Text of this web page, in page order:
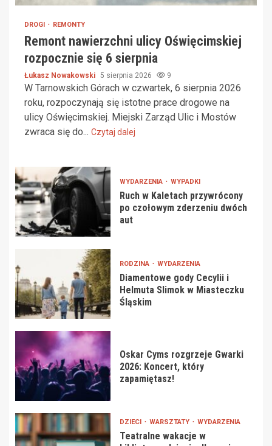
DROGI REMONTY
Remont nawierzchni ulicy Oświęcimskiej
rozpocznie się 6 sierpnia
Łukasz Nowakowski 5 sierpnia 2026 9
W Tarnowskich Górach w czwartek, 6 sierpnia 2026
roku, rozpoczynają się istotne prace drogowe na
ulicy Oświęcimskiej. Miejski Zarząd Ulic i Mostów
zwraca się do... Czytaj dalej
WYDARZENIA WYPADKI
Ruch w Kaletach przywrócony
po czołowym zderzeniu dwóch
aut
RODZINA WYDARZENIA
Diamentowe gody Cecylii i
Helmuta Slimok w Miasteczku
Śląskim
Oskar Cyms rozgrzeje Gwarki
2026: Koncert, który
zapamiętasz!
DZIECI WARSZTATY WYDARZENIA
Teatralne wakacje w